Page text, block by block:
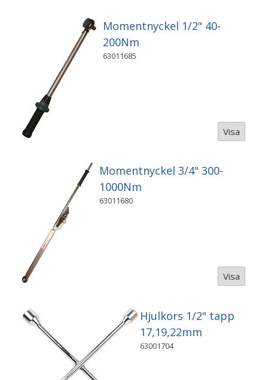
Momentnyckel 1/2" 40-
200Nm
63011685
Visa
Momentnyckel 3/4" 300-
1000Nm
63011680
Visa
Hjulkors 1/2" tapp
17,19,22mm
63001704